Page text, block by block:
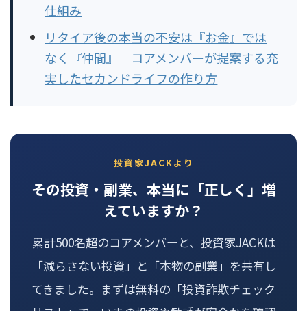
仕組み
リタイア後の本当の不安は『お金』では
なく『仲間』｜コアメンバーが提案する充
実したセカンドライフの作り方
投資家JACKより
その投資・副業、本当に「正しく」増
えていますか？
累計500名超のコアメンバーと、投資家JACKは
「減らさない投資」と「本物の副業」を共有し
てきました。まずは無料の「投資詐欺チェック